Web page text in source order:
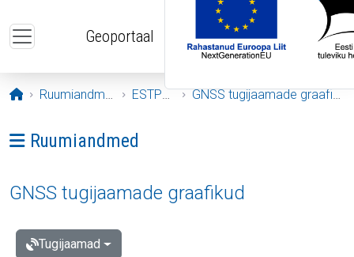
Geoportaal
Avaleht
Ruumiandmed ESTPOS GNSS tugijaamade graafikud
Ava menüü: Ruumiandmed
Ruumiandmed
GNSS tugijaamade graafikud
Tugijaamad